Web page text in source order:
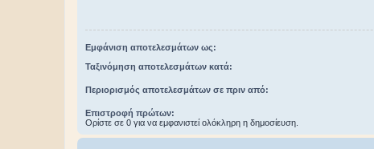
Εμφάνιση αποτελεσμάτων ως:
Ταξινόμηση αποτελεσμάτων κατά:
Περιορισμός αποτελεσμάτων σε πριν από:
Επιστροφή πρώτων:
Ορίστε σε 0 για να εμφανιστεί ολόκληρη η δημοσίευση.